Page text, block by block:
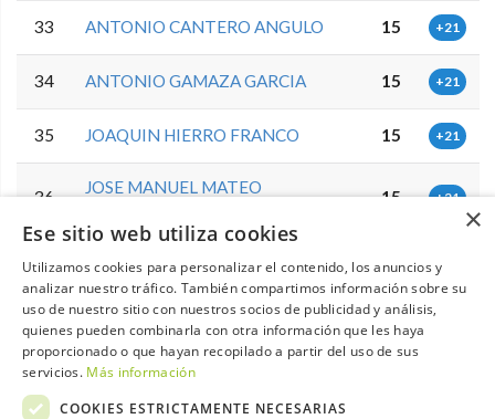
33 ANTONIO CANTERO ANGULO 15 +21
34 ANTONIO GAMAZA GARCIA 15 +21
35 JOAQUIN HIERRO FRANCO 15 +21
36
JOSE MANUEL MATEO
15 +21
37 ALBERTO LAVANDEIRA ADAN
38
EDUARDO MOLINARI DE
QUINTO
14 +22
39
MIGUEL ANGEL CRESPIN
GARCIA
×
Ese sitio web utiliza cookies
Utilizamos cookies para personalizar el contenido, los anuncios y
analizar nuestro tráfico. También compartimos información sobre su
uso de nuestro sitio con nuestros socios de publicidad y análisis,
quienes pueden combinarla con otra información que les haya
proporcionado o que hayan recopilado a partir del uso de sus
servicios. Más información
COOKIES ESTRICTAMENTE NECESARIAS